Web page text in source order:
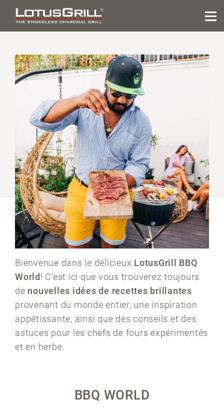
Bienvenue dans le délicieux LotusGrill BBQ
World ! C'est ici que vous trouverez toujours
de nouvelles idées de recettes brillantes
provenant du monde entier, une inspiration
appétissante, ainsi que des conseils et des
astuces pour les chefs de fours expérimentés
et en herbe.
BBQ WORLD